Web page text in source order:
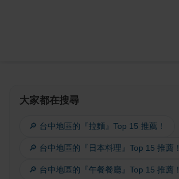
大家都在搜尋
🔎 台中地區的『拉麵』Top 15 推薦！
🔎 台中地區的『日本料理』Top 15 推薦！
🔎 台中地區的『午餐餐廳』Top 15 推薦！